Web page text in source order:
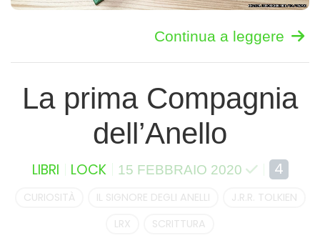
Continua a leggere
La prima Compagnia
dell’Anello
LIBRI LOCK 15 FEBBRAIO 2020 4
CURIOSITÀ IL SIGNORE DEGLI ANELLI
J.R.R. TOLKIEN
LRX
SCRITTURA